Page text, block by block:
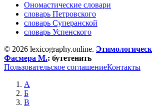
Ономастические словари
словарь Петровского
словарь Суперанской
словарь Успенского
© 2026 lexicography.online.
Фасмера М.: бутетенить
Пользовательское соглашениеКонтакты
А
Б
В